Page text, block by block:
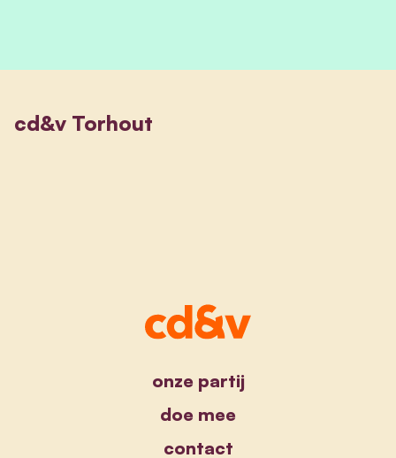
cd&v Torhout
onze partij
doe mee
contact